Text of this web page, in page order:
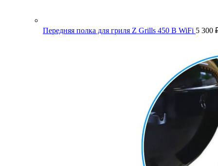
Передняя полка для гриля Z Grills 450 B WiFi 5 300